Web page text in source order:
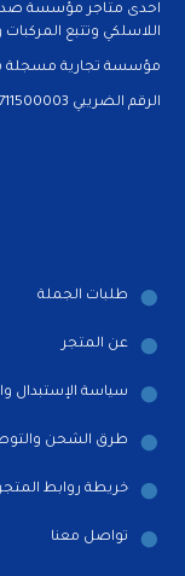
احدى متاجر مؤسسة صدى
اللاسلكي وتتبع
مؤسسة تجارية مسجلة بسجل
الرقم الضريبي 310414711500003
طلبات الجملة
عن المتجر
سياسة الإستبدال
طرق الشحن
خريطة روابط المتجر
تواصل معنا